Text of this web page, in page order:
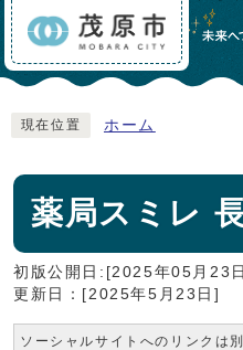
現在位置 ホーム
薬局スミレ
初版公開日:[2025年05月23
更新日：[2025年5月23日]
ソーシャルサイトへのリンクは